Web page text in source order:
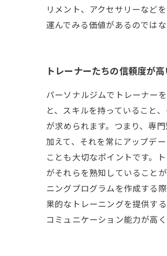
リメント、アクセサリーなど
運んでみる価値があるのではな
トレーナーたちの信頼度が
パーソナルジムでトレーナー
と、スキルを持っていること
が求められます。つまり、専
加えて、それを常にアップデ
ことも大切なポイントです。
がそれらを熟知していること
ニングプログラムを作成する
果的なトレーニングを提供す
コミュニケーション能力が高